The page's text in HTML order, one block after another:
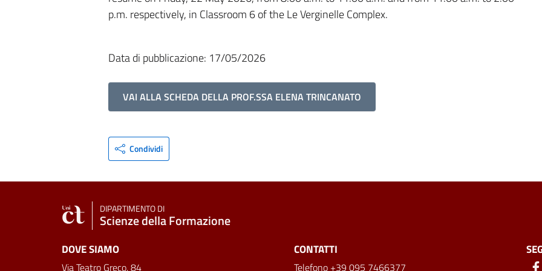
p.m. respectively, in Classroom 6 of the Le Verginelle Complex.
Data di pubblicazione: 17/05/2026
VAI ALLA SCHEDA DELLA PROF.SSA ELENA TRINCANATO
Condividi
DIPARTIMENTO DI
Scienze della Formazione
DOVE SIAMO
Via Teatro Greco, 84
CONTATTI
Telefono +39 095 7466377